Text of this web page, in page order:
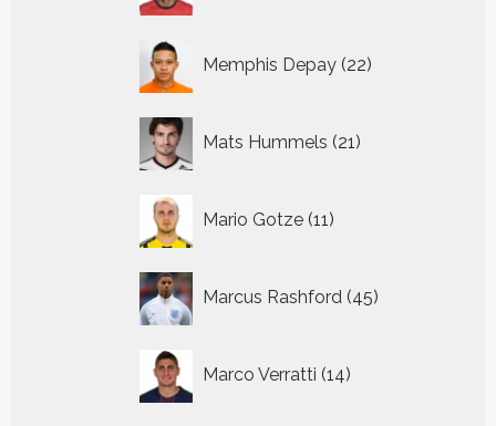
Memphis Depay 22
producten
Mats Hummels 21
producten
Mario Gotze 11
producten
Marcus Rashford 45
producten
Marco Verratti 14
producten